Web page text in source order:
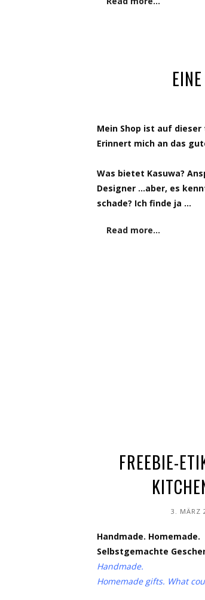
Mein Shop ist auf
Erinnert mich an das
Was bietet Kasuwa?
Designer …aber, es
schade? Ich finde ja …
Read more…
FREEBIE-
3. MÄRZ
Handmade. Homemade.
Selbstgemachte
Handmade.
Homemade gifts. What